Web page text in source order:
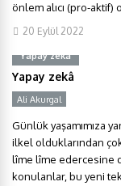
önlem alıcı (pro-aktif)
20 Eylül 2022
Yapay zekâ
Yapay zekâ
Ali Akurgal
Günlük yaşamımıza
ilkel olduklarından
lîme lîme edercesine
konulanlar, bu yeni